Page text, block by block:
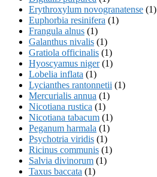
Erythroxylum novogranatense (1)
Euphorbia resinifera (1)
Frangula alnus (1)
Galanthus nivalis (1)
Gratiola officinalis (1)
Hyoscyamus niger(1)
Lobelia inflata (1)
Lycianthes rantonnetii (1)
Mercurialis annua (1)
Nicotiana rustica (1)
Nicotiana tabacum (1)
Peganum harmala (1)
Psychotria viridis (1)
Ricinus communis (1)
Salvia divinorum (1)
Taxus baccata (1)